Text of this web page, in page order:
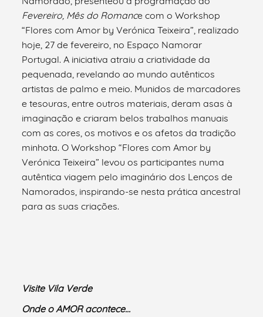
Fevereiro, Mês do Romance com o Workshop
“Flores com Amor by Verónica Teixeira”, realizado
hoje, 27 de fevereiro, no Espaço Namorar
Portugal. A iniciativa atraiu a criatividade da
pequenada, revelando ao mundo autênticos
artistas de palmo e meio. Munidos de marcadores
e tesouras, entre outros materiais, deram asas à
imaginação e criaram belos trabalhos manuais
com as cores, os motivos e os afetos da tradição
minhota. O Workshop “Flores com Amor by
Verónica Teixeira” levou os participantes numa
autêntica viagem pelo imaginário dos Lenços de
Namorados, inspirando-se nesta prática ancestral
para as suas criações.
Visite Vila Verde
Onde o AMOR acontece…